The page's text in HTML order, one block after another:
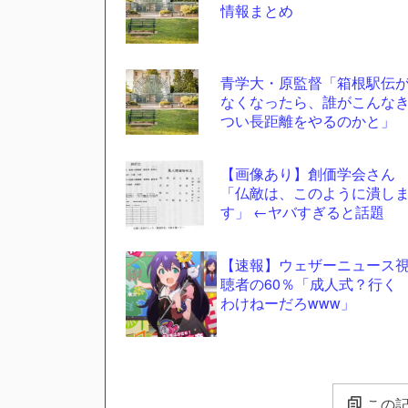
情報まとめ
青学大・原監督「箱根駅伝
なくなったら、誰がこんなき
つい長距離をやるのかと」
【画像あり】創価学会さん
「仏敵は、このように潰しま
す」 ←ヤバすぎると話題
【速報】ウェザーニュース
聴者の60％「成人式？行く
わけねーだろwww」